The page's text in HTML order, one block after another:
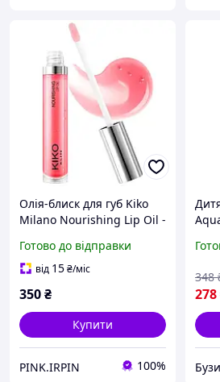
Олія-блиск для губ Kiko
Milano Nourishing Lip Oil -
Готово до відправки
від 15₴/міс
350₴
Купити
PINK.IRPIN 100%
278
348